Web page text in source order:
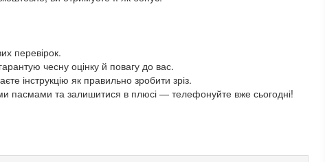
перевірок.
чесну оцінку й повагу до вас.
інструкцію як правильно зробити зріз.
пасмами та залишитися в плюсі — телефонуйте вже сьогодні!